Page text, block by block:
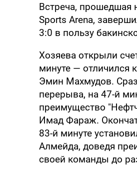
Встреча, прошедшая
Sports Arena,
3:0 в пользу
Хозяева открыли
минуте — отличился
Эмин Махмудов.
перерыва, на 47-й
преимущество
Имад Фараж.
83-й минуте
Алмейда, доведя
своей команды до